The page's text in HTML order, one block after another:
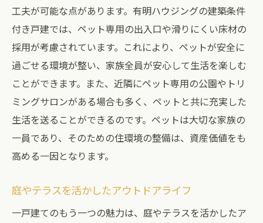
工夫が可能な点があります。有明ハウジングの建築条件
付き戸建では、ペット専用の出入口や滑りにくい床材の
採用が考慮されています。これにより、ペットが安全に
過ごせる環境が整い、家族全員が安心して生活を楽しむ
ことができます。また、近隣にペット専用の公園やトリ
ミングサロンがある場合も多く、ペットと共に充実した
生活を送ることができるのです。ペットは大切な家族の
一員であり、そのための住環境の整備は、資産価値をも
高める一因となります。
庭やテラスを活かしたアウトドアライフ
一戸建てのもう一つの魅力は、庭やテラスを活かしたア